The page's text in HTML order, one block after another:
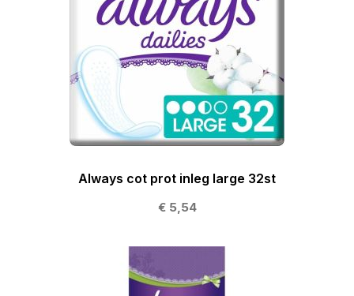
Always cot prot inleg large 32st
€ 5,54